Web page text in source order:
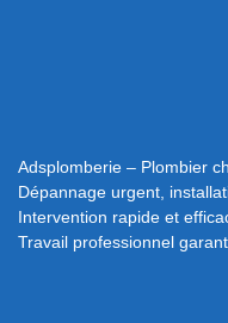
Adsplomberie – Plombier
Dépannage urgent,
Intervention rapide et
Travail professionnel